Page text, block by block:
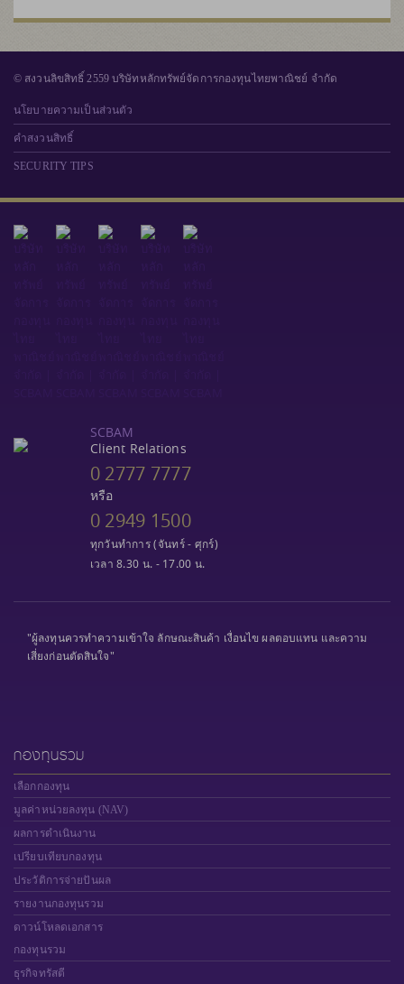
© สงวนลิขสิทธิ์ 2559 บริษัทหลักทรัพย์จัดการกองทุนไทยพาณิชย์ จำกัด
นโยบายความเป็นส่วนตัว
คำสงวนสิทธิ์
SECURITY TIPS
SCBAM
Client Relations
0 2777 7777
หรือ
0 2949 1500
ทุกวันทำการ (จันทร์ - ศุกร์)
เวลา 8.30 น. - 17.00 น.
"ผู้ลงทุนควรทำความเข้าใจ ลักษณะสินค้า เงื่อนไข ผลตอบแทน และความ
เสี่ยงก่อนตัดสินใจ"
กองทุนรวม
เลือกกองทุน
มูลค่าหน่วยลงทุน (NAV)
ผลการดำเนินงาน
เปรียบเทียบกองทุน
ประวัติการจ่ายปันผล
รายงานกองทุนรวม
ดาวน์โหลดเอกสาร
กองทุนรวม
ธุรกิจทรัสตี